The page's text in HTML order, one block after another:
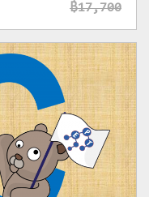
฿17,700